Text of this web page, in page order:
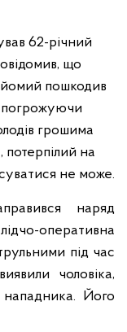
62-річний
що
пошкодив
погрожуючи
грошима
потерпілий на
не може.
наряд
оперативна
під час
чоловіка,
Його